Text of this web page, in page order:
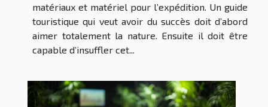
matériaux et matériel pour l’expédition. Un guide
touristique qui veut avoir du succès doit d’abord
aimer totalement la nature. Ensuite il doit être
capable d’insuffler cet...